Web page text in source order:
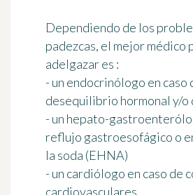
Dependiendo de los
padezcas, el mejor médico
adelgazar es :
- un endocrinólogo en caso
desequilibrio hormonal y/o
- un hepato-
reflujo gastroesofágico o
la soda (EHNA)
- un cardiólogo en caso de
cardiovasculares.